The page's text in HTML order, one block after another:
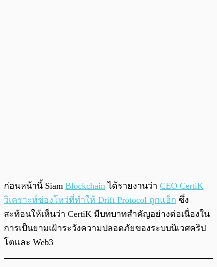
ก่อนหน้านี้ Siam Blockchain ได้รายงานว่า CEO CertiK
วิเคราะห์ช่องโหว่ที่ทำให้ Drift Protocol ถูกแฮ็ก ซึ่ง
สะท้อนให้เห็นว่า CertiK มีบทบาทสำคัญอย่างต่อเนื่องใน
การเป็นยามเฝ้าระวังความปลอดภัยของระบบนิเวศคริป
โตและ Web3